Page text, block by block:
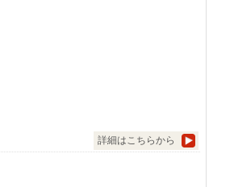
詳細はこちらから